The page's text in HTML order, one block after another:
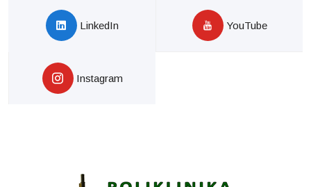
LinkedIn YouTube
Instagram